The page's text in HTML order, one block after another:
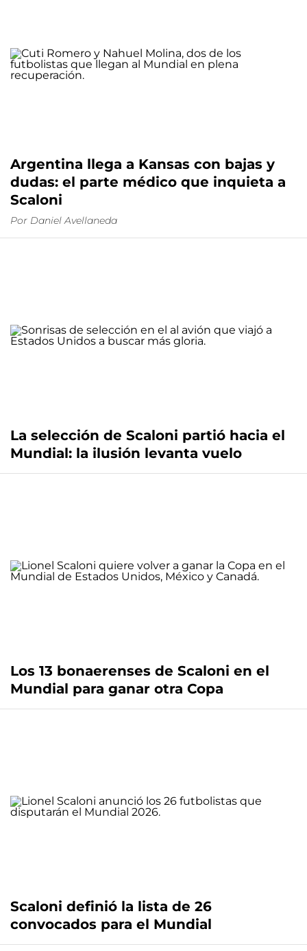
Argentina llega a Kansas con bajas y
dudas: el parte médico que inquieta a
Scaloni
Por Daniel Avellaneda
La selección de Scaloni partió hacia el
Mundial: la ilusión levanta vuelo
Los 13 bonaerenses de Scaloni en el
Mundial para ganar otra Copa
Scaloni definió la lista de 26
convocados para el Mundial